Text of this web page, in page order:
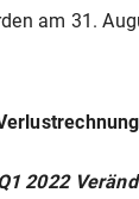
am 31.
2022